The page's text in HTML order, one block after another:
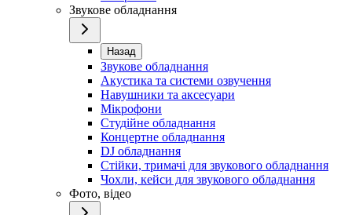
Звукове обладнання
Назад
Звукове обладнання
Акустика та системи озвучення
Навушники та аксесуари
Мікрофони
Студійне обладнання
Концертне обладнання
DJ обладнання
Стійки, тримачі для звукового обладнання
Чохли, кейси для звукового обладнання
Фото, відео